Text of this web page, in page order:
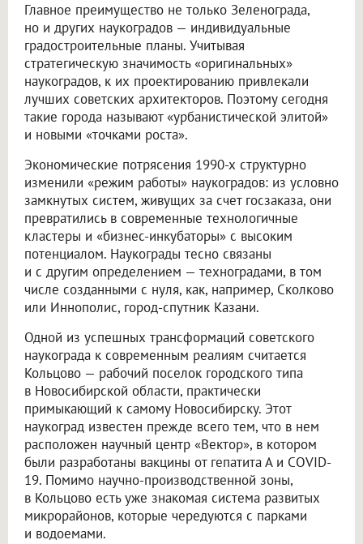
Главное преимущество не только Зеленограда,
но и других наукоградов — индивидуальные
градостроительные планы. Учитывая
стратегическую значимость «оригинальных»
наукоградов, к их проектированию привлекали
лучших советских архитекторов. Поэтому сегодня
такие города называют «урбанистической элитой»
и новыми «точками роста».
Экономические потрясения 1990-х структурно
изменили «режим работы» наукоградов: из условно
замкнутых систем, живущих за счет госзаказа, они
превратились в современные технологичные
кластеры и «бизнес-инкубаторы» с высоким
потенциалом. Наукограды тесно связаны
и с другим определением — техноградами, в том
числе созданными с нуля, как, например, Сколково
или Иннополис, город-спутник Казани.
Одной из успешных трансформаций советского
наукограда к современным реалиям считается
Кольцово — рабочий поселок городского типа
в Новосибирской области, практически
примыкающий к самому Новосибирску. Этот
наукоград известен прежде всего тем, что в нем
расположен научный центр «Вектор», в котором
были разработаны вакцины от гепатита А и COVID-
19. Помимо научно-производственной зоны,
в Кольцово есть уже знакомая система развитых
микрорайонов, которые чередуются с парками
и водоемами.